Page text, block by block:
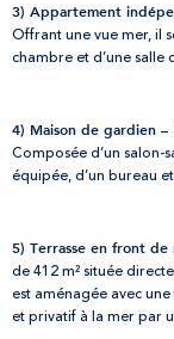
3) Appartement
Offrant une vue mer, il
chambre et d’une salle
4) Maison de gardien –
Composée d’un salon-
équipée, d’un bureau
5) Terrasse en front
de 412 m² située
est aménagée avec
et privatif à la mer par